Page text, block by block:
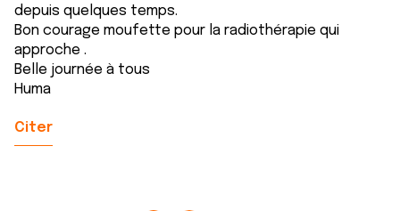
depuis quelques temps.
Bon courage moufette pour la radiothérapie qui
approche .
Belle journée à tous
Huma
Citer